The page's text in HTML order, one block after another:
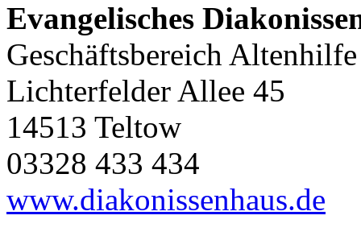
Evangelisches
Geschäftsbereich
Lichterfelder Allee 45
14513 Teltow
03328 433 434
www.diakonissenhaus.de